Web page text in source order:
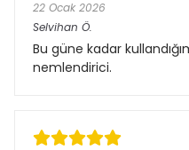
22 Ocak 2026
Selvihan Ö.
Bu güne kadar
nemlendirici.